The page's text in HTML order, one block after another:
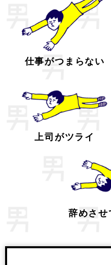
仕事がつまらない
上司がツライ
辞めさせ